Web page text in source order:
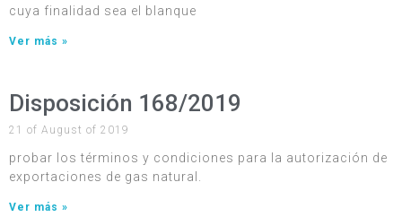
cuya finalidad sea el blanque
Ver más »
Disposición 168/2019
21 of August of 2019
probar los términos y condiciones para la autorización de
exportaciones de gas natural.
Ver más »